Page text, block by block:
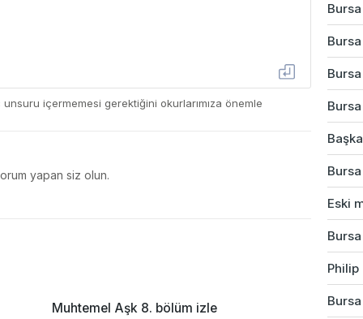
içermemesi gerektiğini okurlarımıza önemle
yapan siz olun.
Muhtemel Aşk 8. bölüm izle
Eski